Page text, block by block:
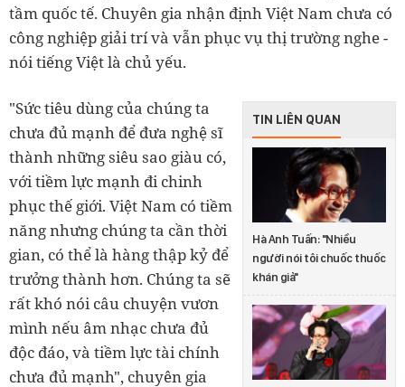
tầm quốc tế. Chuyên gia nhận định Việt Nam chưa có
công nghiệp giải trí và vẫn phục vụ thị trường nghe -
nói tiếng Việt là chủ yếu.
TIN LIÊN QUAN
Hà Anh Tuấn: "Nhiều
người nói tôi chuốc thuốc
khán giả"
"Sức tiêu dùng của chúng ta
chưa đủ mạnh để đưa nghệ sĩ
thành những siêu sao giàu có,
với tiềm lực mạnh đi chinh
phục thế giới. Việt Nam có tiềm
năng nhưng chúng ta cần thời
gian, có thể là hàng thập kỷ để
trưởng thành hơn. Chúng ta sẽ
rất khó nói câu chuyện vươn
mình nếu âm nhạc chưa đủ
độc đáo, và tiềm lực tài chính
chưa đủ mạnh", chuyên gia